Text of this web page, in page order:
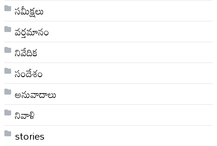
సమీక్షలు
వర్తమానం
నివేదిక
సందేశం
అనువాదాలు
నివాళి
stories